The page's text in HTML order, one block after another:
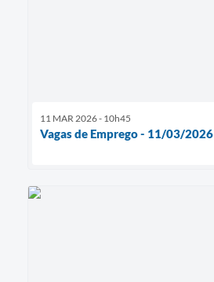
11 MAR 2026 - 10h45
Vagas de Emprego - 11/03/2026